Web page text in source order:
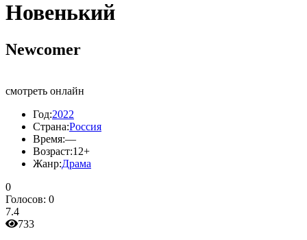
Новенький
Newcomer
смотреть онлайн
Год:2022
Страна:Россия
Время:—
Возраст:12+
Жанр:Драма
0
Голосов: 0
7.4
733